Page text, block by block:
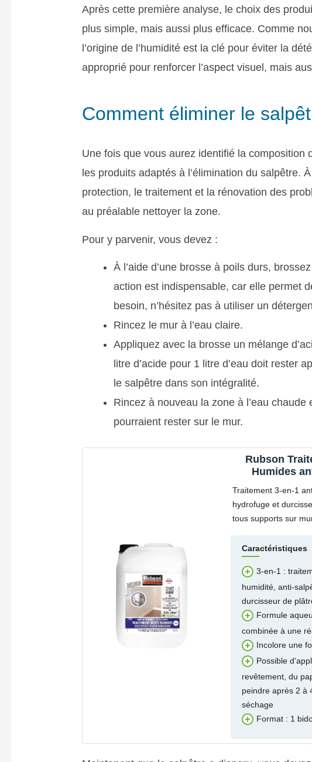
Après cette première analyse, le choix des
plus simple, mais aussi plus efficace. Comme
l’origine de l’humidité est la clé pour éviter la
approprié pour renforcer l’aspect visuel, mais
Comment éliminer le
Une fois que vous aurez identifié la
les produits adaptés à l’élimination du salpêtre.
protection, le traitement et la rénovation des
au préalable nettoyer la zone.
Pour y parvenir, vous devez :
À l’aide d’une brosse à poils durs,
action est indispensable, car elle permet
besoin, n’hésitez pas à utiliser un
Rincez le mur à l’eau claire.
Appliquez avec la brosse un mélange
litre d’acide pour 1 litre d’eau doit rester
le salpêtre dans son intégralité.
Rincez à nouveau la zone à l’eau
pourraient rester sur le mur.
Rubson
Humides
Traitement 3-en-1
hydrofuge et
tous supports sur
Caractéristiques
3-en-1 :
humidité, anti-
durcisseur de
Formule
combinée à une
Incolore une
Possible
revêtement, du
peindre après 2 à
séchage
Format : 1